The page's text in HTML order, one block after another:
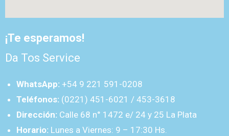
¡Te esperamos!
Da Tos Service
WhatsApp: +54 9 221 591-0208
Teléfonos: (0221) 451-6021 / 453-3618
Dirección: Calle 68 n° 1472 e/ 24 y 25 La Plata
Horario: Lunes a Viernes: 9 – 17:30 Hs.